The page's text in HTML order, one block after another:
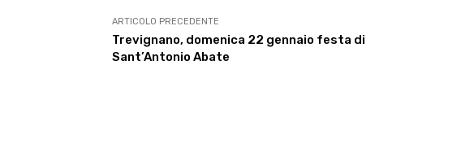
ARTICOLO PRECEDENTE
Trevignano, domenica 22 gennaio festa di
Sant’Antonio Abate